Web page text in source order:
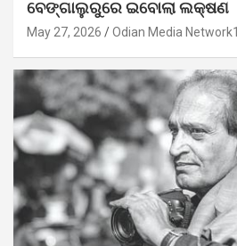
ବେଙ୍ଗାଲୁରୁରେ ଇବୋଲା ଲକ୍ଷଣ
May 27, 2026 Odian Media Network1